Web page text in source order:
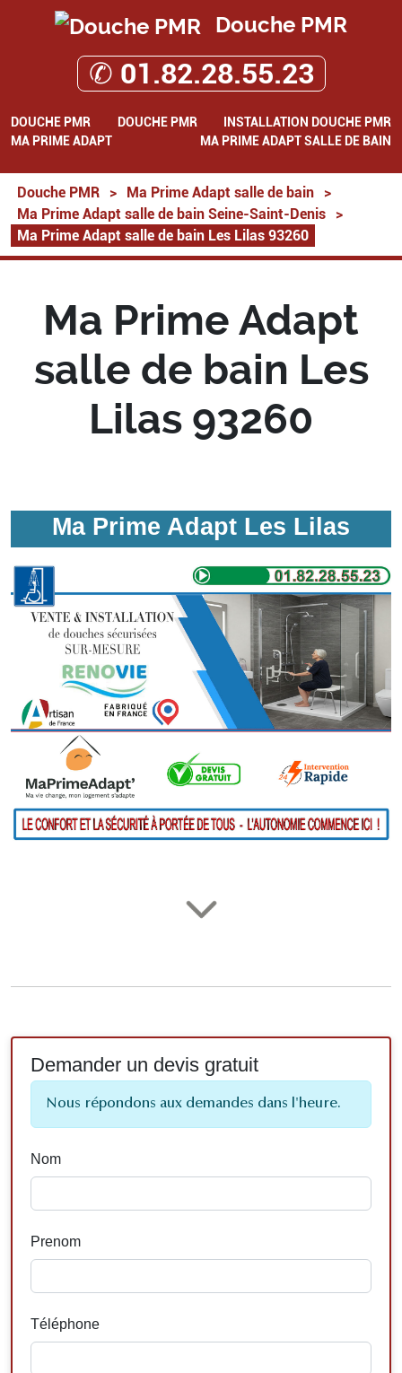
Douche PMR
✆ 01.82.28.55.23
DOUCHE PMR DOUCHE PMR
INSTALLATION DOUCHE PMR
MA PRIME ADAPT
MA PRIME ADAPT SALLE DE BAIN
Douche PMR > Ma Prime Adapt salle de bain
>
Ma Prime Adapt salle de bain Seine-Saint-Denis
>
Ma Prime Adapt salle de bain Les Lilas 93260
Ma Prime Adapt
salle de bain Les
Lilas 93260
Ma Prime Adapt Les Lilas
Demander un devis gratuit
Nous répondons aux demandes dans l'heure.
Nom
Prenom
Téléphone